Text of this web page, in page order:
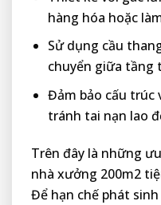
hàng hóa hoặc
Sử dụng cầu
chuyển giữa tầng
Đảm bảo cấu trúc
tránh tai nạn lao
Trên đây là những
nhà xưởng 200m2
Để hạn chế phát